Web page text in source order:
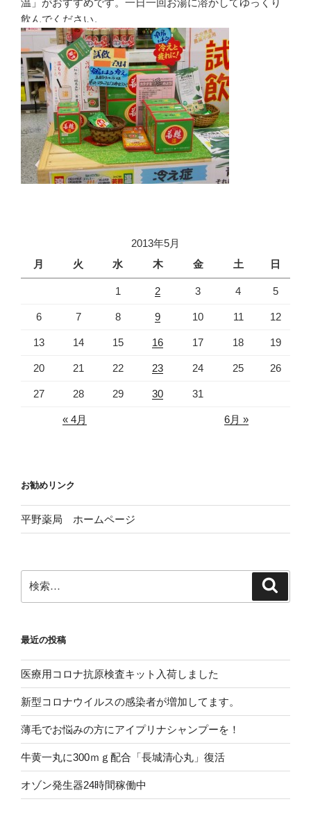
飲んでください。
2013年5月
月
火 水 木 金 土 日
1 2 3 4 5
6 7 8 9 10 11 12
13 14 15 16 17 18 19
20 21 22 23 24 25 26
27 28 29 30 31
« 4月 6月 »
お勧めリンク
平野薬局 ホームページ
索:
最近の投稿
医療用コロナ抗原検査キット入荷しました
新型コロナウイルスの感染者が増加してます。
薄毛でお悩みの方にアイプリナシャンプーを！
牛黄一丸に300ｍｇ配合「長城清心丸」復活
オゾン発生器24時間稼働中